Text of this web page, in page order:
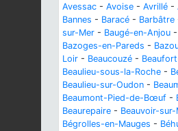
Avessac - Avoise - Avrillé -
Bannes - Baracé - Barbâtre
sur-Mer - Baugé-en-Anjou -
Bazoges-en-Pareds -
Loir - Beaucouzé -
Beaulieu-sous-la-Roche -
Beaulieu-sur-Oudon -
Beaumont-Pied-de-Bœuf -
Beaurepaire - Beauvoir-sur-
Bégrolles-en-Mauges -